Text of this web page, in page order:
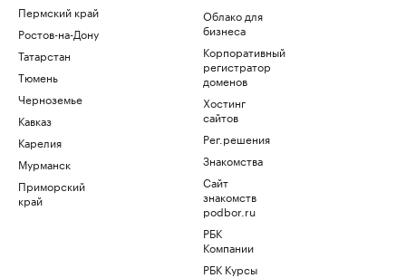
Пермский край
Ростов-на-Дону
Татарстан
Тюмень
Черноземье
Кавказ
Карелия
Мурманск
Приморский
край
Облако для
бизнеса
Корпоративный
регистратор
доменов
Хостинг
сайтов
Рег.решения
Знакомства
Сайт
знакомств
podbor.ru
РБК
Компании
РБК Курсы